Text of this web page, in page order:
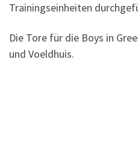
Trainingseinheiten
Die Tore für die Boys in
und Voeldhuis.